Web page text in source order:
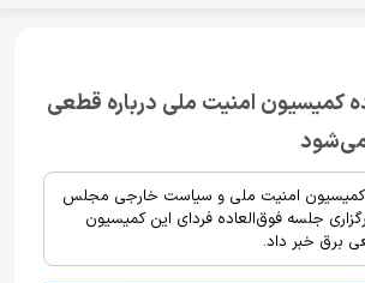
کمیسیون امنیت ملی درباره قطعی
می‌شود
امنیت ملی و سیاست خارجی مجلس
جلسه فوق‌العاده‌ فردای این کمیسیون
برق خبر داد.